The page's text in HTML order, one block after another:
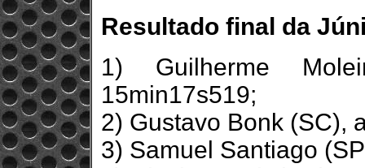
Resultado final da
1) Guilherme
15min17s519;
2) Gustavo Bonk (SC),
3) Samuel Santiago